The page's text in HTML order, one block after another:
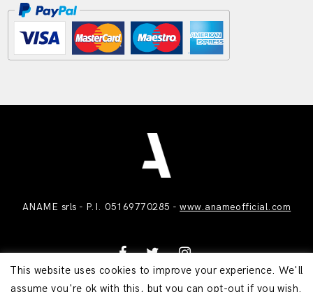
ANAME srls - P.I. 05169770285 -www.anameofficial.com
This website uses cookies to improve your experience. We'll
assume you're ok with this, but you can opt-out if you wish.